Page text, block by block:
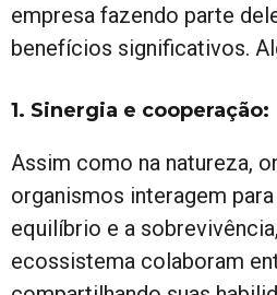
empresa fazendo parte
benefícios significativos.
1. Sinergia e cooperação:
Assim como na natureza,
organismos interagem
equilíbrio e a
ecossistema colaboram